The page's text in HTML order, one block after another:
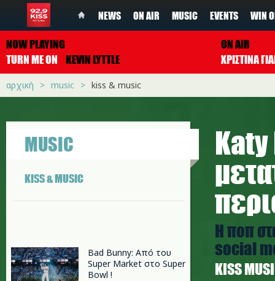
NEWS ON AIR MUSIC EVENTS WIN
NOW PLAYING
TURN ME ON
KEVIN LYTTLE
ON AIR
ΧΡΙΣΤΙΝΑ
αρχική music kiss & music
MUSIC
KISS & MUSIC
Bad Bunny: Από του
Super Market στο Super
Bowl !
Η ποπ
social
ΚISS